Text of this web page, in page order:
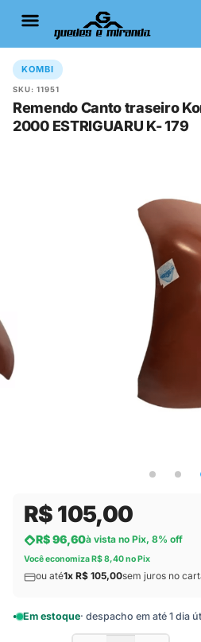
KOMBI
SKU: 11951
Remendo Canto traseiro
2000 ESTRIGUARU K- 179
R$ 105,00
R$ 96,60à vista no Pix, 8% off
Você economiza R$ 8,40 no Pix
ou até1x R$ 105,00sem juros no
Em estoque· despacho em até 1 dia